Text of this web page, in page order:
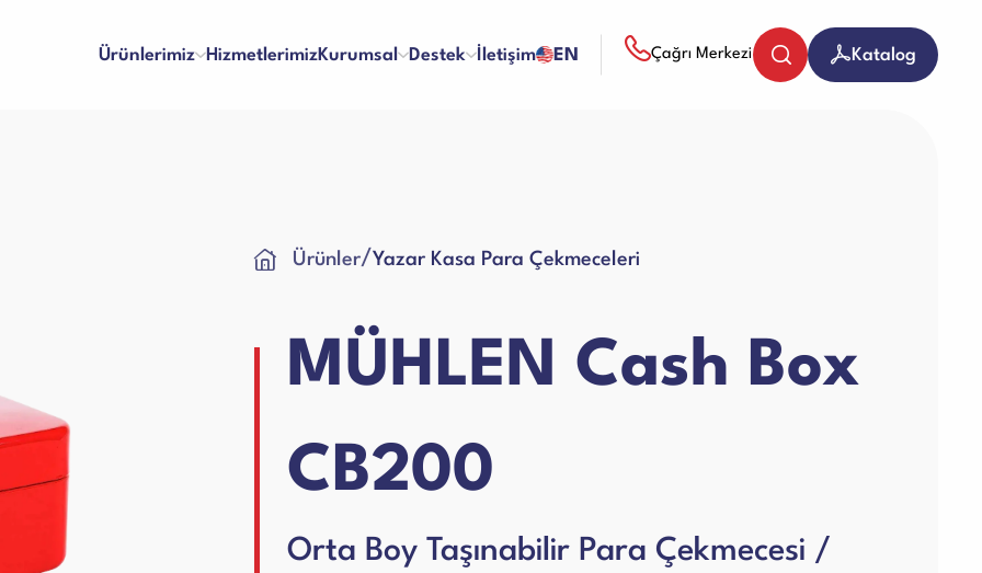
Ürünlerimiz
Makineleri
HizmetlerimizKurumsal Destek İletişim EN Çağrı Merkezi Katalog
Ürünler/Yazar Kasa Para Çekmeceleri
MÜHLEN Cash Box
CB200
Orta Boy Taşınabilir Para Çekmecesi /